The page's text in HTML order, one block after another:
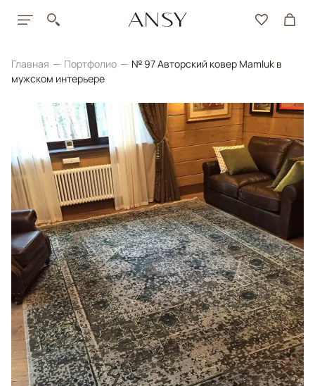
Главная Портфолио
№ 97 Авторский ковер Mamluk в
мужском интерьере